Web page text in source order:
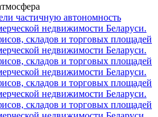
частичную автономность
недвижимости Беларуси.
складов и торговых площадей
недвижимости Беларуси.
складов и торговых площадей
недвижимости Беларуси.
складов и торговых площадей
недвижимости Беларуси.
складов и торговых площадей